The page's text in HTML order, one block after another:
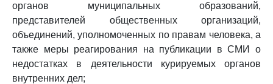
органов муниципальных образований,
представителей общественных организаций,
объединений, уполномоченных по правам человека, а
также меры реагирования на публикации в СМИ о
недостатках в деятельности курируемых органов
внутренних дел;